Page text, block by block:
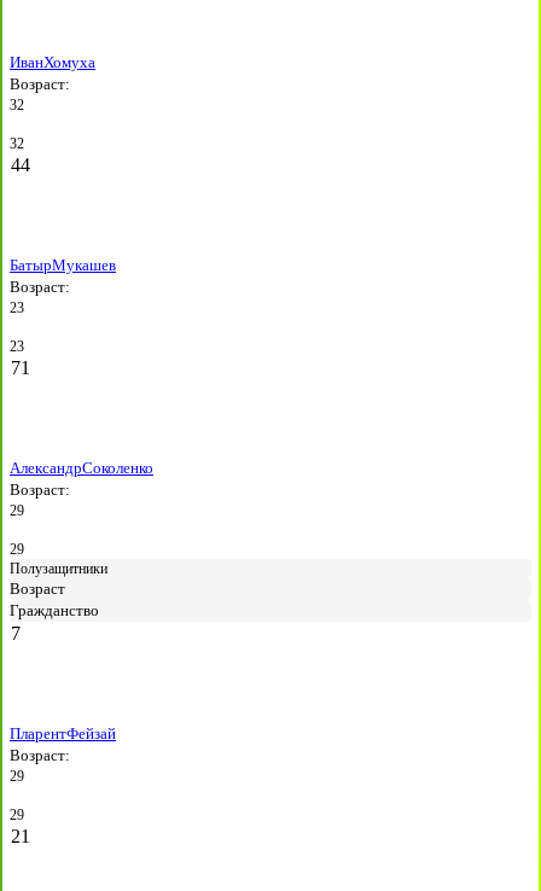
ИванХомуха
Возраст:
32
32
44
БатырМукашев
Возраст:
23
23
71
АлександрСоколенко
Возраст:
29
29
Полузащитники
Возраст
Гражданство
7
ПларентФейзай
Возраст:
29
29
21